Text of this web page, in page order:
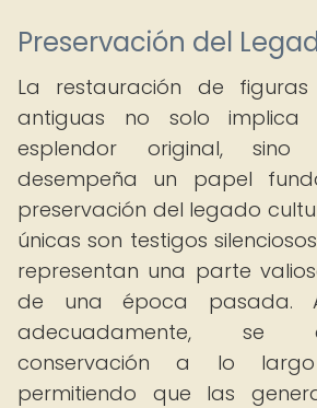
Preservación del
La restauración de figuras
antiguas no solo implica
esplendor original, sino
desempeña un papel
preservación del legado
únicas son testigos
representan una parte
de una época pasada.
adecuadamente, se
conservación a lo
permitiendo que las